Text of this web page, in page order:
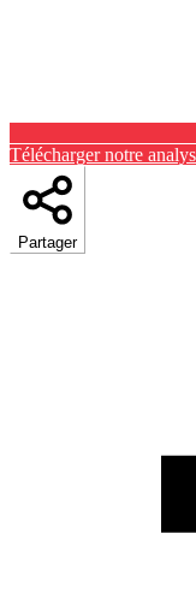
Télécharger notre
Partager